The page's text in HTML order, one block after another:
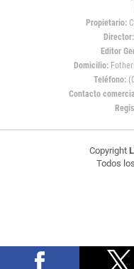
Propietario:
Director:
Editor
Domicilio:
Teléfono:
Contacto
Copyright
Todos